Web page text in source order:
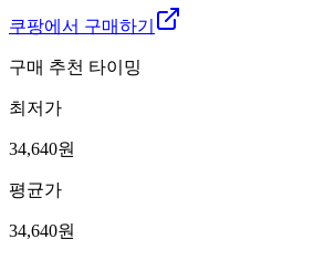
쿠팡에서 구매하기
구매 추천 타이밍
최저가
34,640원
평균가
34,640원